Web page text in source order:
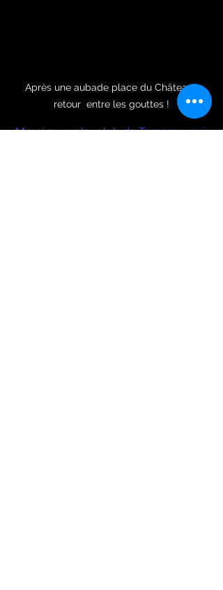
Après une aubade place du Château,
retour  entre les gouttes !
Merci au rugby club de Tarascon qui